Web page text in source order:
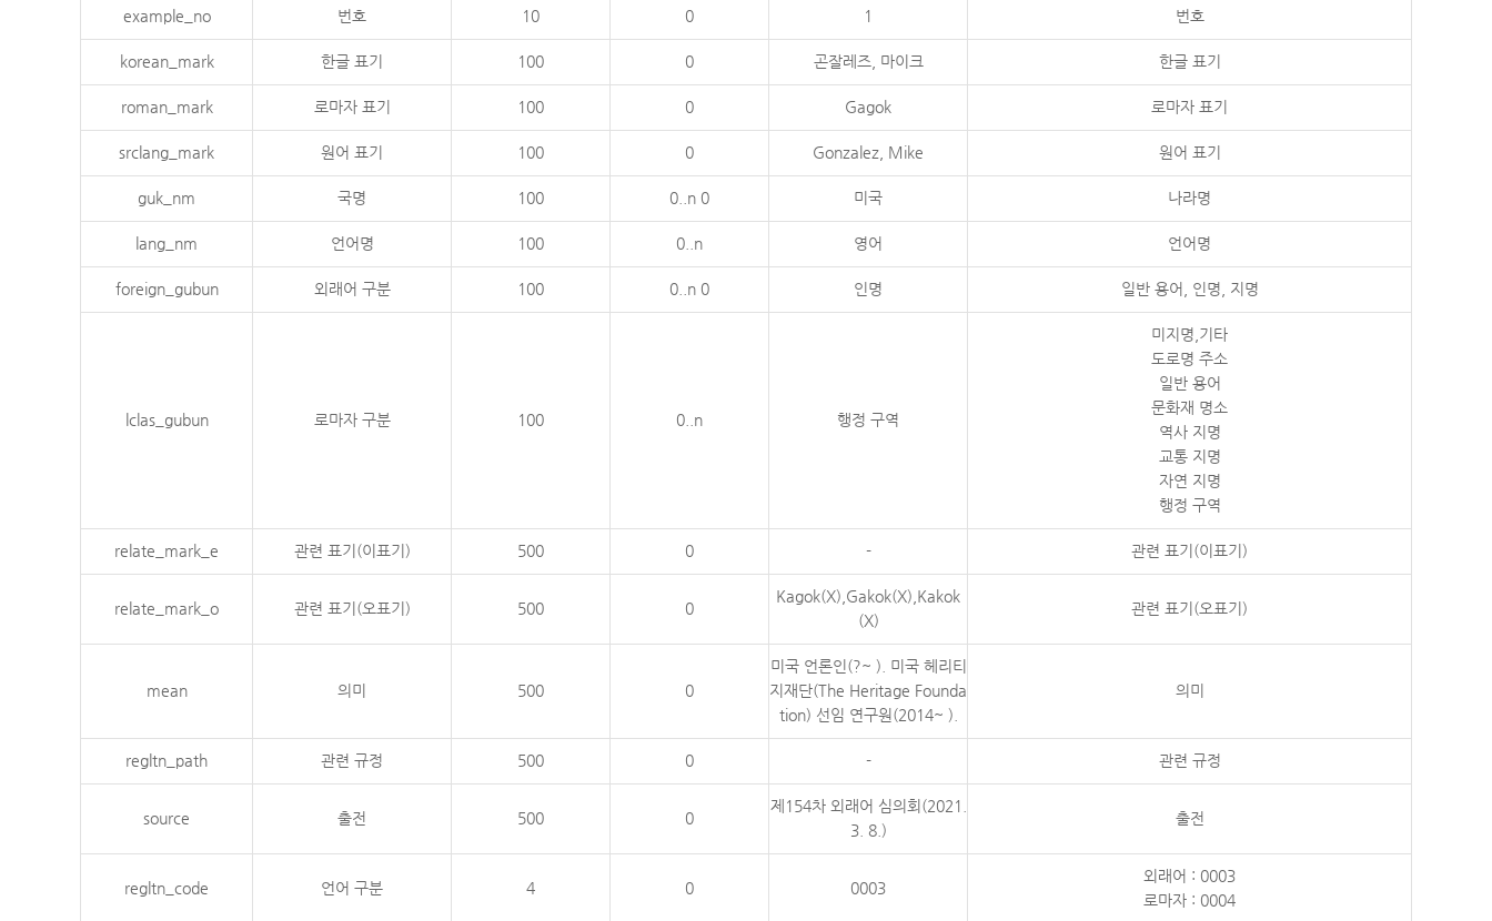
example_no 번호 10 0 1 번호
korean_mark 한글 표기 100 0 곤잘레즈, 마이크 한글 표기
roman_mark 로마자 표기 100 0 Gagok 로마자 표기
srclang_mark 원어 표기 100 0 Gonzalez, Mike 원어 표기
guk_nm 국명 100 0..n 0 미국 나라명
lang_nm 언어명 100 0..n 영어 언어명
foreign_gubun 외래어 구분 100 0..n 0 인명 일반 용어, 인명, 지명
lclas_gubun 로마자 구분 100 0..n 행정 구역
미지명,기타
도로명 주소
일반 용어
문화재 명소
역사 지명
교통 지명
자연 지명
행정 구역
relate_mark_e 관련 표기(이표기) 500 0 - 관련 표기(이표기)
relate_mark_o 관련 표기(오표기) 500 0
Kagok(X),Gakok(X),Kakok
(X)
관련 표기(오표기)
mean 의미 500 0
미국 언론인(?~ ). 미국 헤리티
지재단(The Heritage Founda
tion) 선임 연구원(2014~ ).
의미
regltn_path 관련 규정 500 0 - 관련 규정
source 출전 500 0
제154차 외래어 심의회(2021.
3. 8.)
출전
regltn_code 언어 구분 4 0 0003
외래어 : 0003
로마자 : 0004